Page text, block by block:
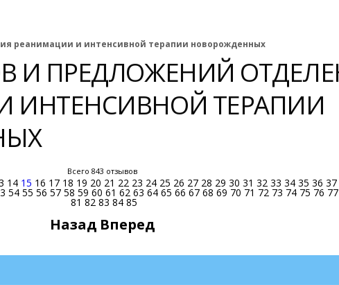
реанимации и интенсивной терапии новорожденных
И ПРЕДЛОЖЕНИЙ
ИНТЕНСИВНОЙ ТЕРАПИИ
Всего 843 отзывов
14 15 16 17 18 19 20 21 22 23 24 25 26 27 28 29 30 31 32 33 34 35 36 37
54 55 56 57 58 59 60 61 62 63 64 65 66 67 68 69 70 71 72 73 74 75 76 77
81 82 83 84 85
Назад Вперед